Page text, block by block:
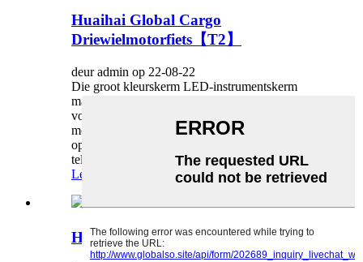
Huaihai Global Cargo
Driewielmotorfiets【T2】
deur admin op 22-08-22
Die groot kleurskerm LED-instrumentskerm
maak dit makliker vir die bestuurder om die
voertuiginligting te bekom en het 'n meer
modieuse sin. Die spoed- en kilometerssensor is
opgegradeer met 'n nuwe tipe Hall magnetiese
telsensor, wat spoed en kilometers meer as ...
Lees meer
Huaihai-motorfietse 【XLH-8】